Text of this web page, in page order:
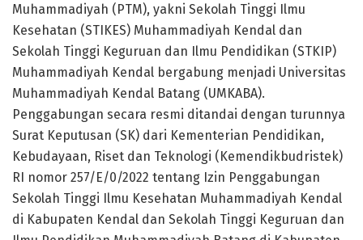
Muhammadiyah (PTM), yakni Sekolah Tinggi Ilmu
Kesehatan (STIKES) Muhammadiyah Kendal dan
Sekolah Tinggi Keguruan dan Ilmu Pendidikan (STKIP)
Muhammadiyah Kendal bergabung menjadi Universitas
Muhammadiyah Kendal Batang (UMKABA).
Penggabungan secara resmi ditandai dengan turunnya
Surat Keputusan (SK) dari Kementerian Pendidikan,
Kebudayaan, Riset dan Teknologi (Kemendikbudristek)
RI nomor 257/E/0/2022 tentang Izin Penggabungan
Sekolah Tinggi Ilmu Kesehatan Muhammadiyah Kendal
di Kabupaten Kendal dan Sekolah Tinggi Keguruan dan